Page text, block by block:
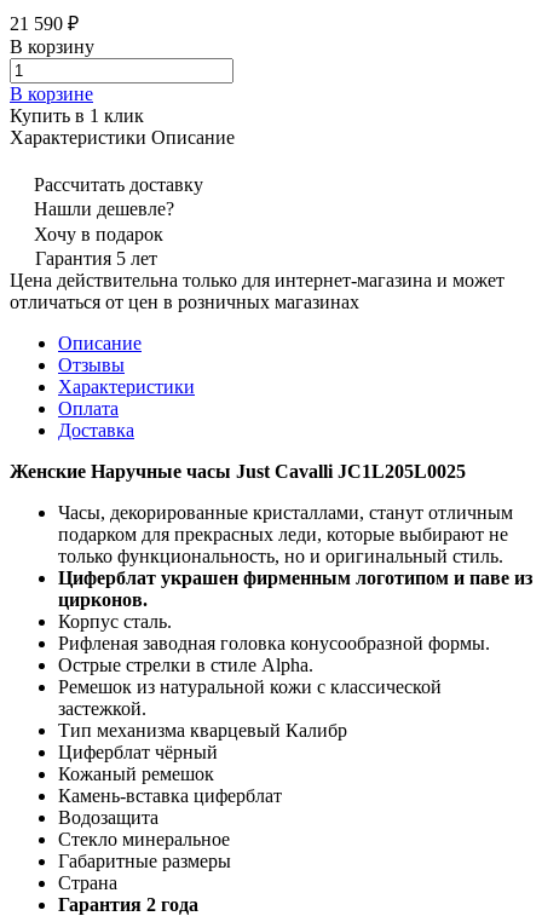
21 590 ₽
В корзину
В корзине
Купить в 1 клик
Характеристики Описание
Рассчитать доставку
Нашли дешевле?
Хочу в подарок
Гарантия 5 лет
Цена действительна только для интернет-магазина и может
отличаться от цен в розничных магазинах
Описание
Отзывы
Характеристики
Оплата
Доставка
Женские Наручные часы Just Cavalli JC1L205L0025
Часы, декорированные кристаллами, станут отличным
подарком для прекрасных леди, которые выбирают не
только функциональность, но и оригинальный стиль.
Циферблат украшен фирменным логотипом и паве из
цирконов.
Корпус сталь.
Рифленая заводная головка конусообразной формы.
Острые стрелки в стиле Alpha.
Ремешок из натуральной кожи с классической
застежкой.
Тип механизма кварцевый Калибр
Циферблат чёрный
Кожаный ремешок
Камень-вставка циферблат
Водозащита
Стекло минеральное
Габаритные размеры
Страна
Гарантия 2 года